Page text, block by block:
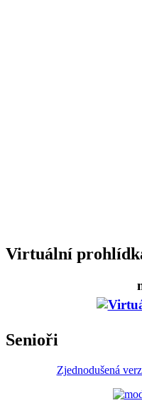
Virtuální
Senioři
Zjednodušená